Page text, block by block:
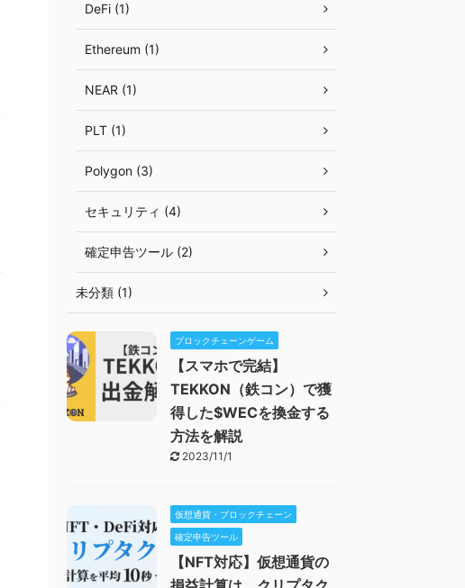
DeFi (1)
Ethereum (1)
NEAR (1)
PLT (1)
Polygon (3)
セキュリティ (4)
確定申告ツール (2)
未分類 (1)
ブロックチェーンゲーム
【スマホで完結】
TEKKON（鉄コン）で獲
得した$WECを換金する
方法を解説
2023/11/1
仮想通貨・ブロックチェーン
確定申告ツール
【NFT対応】仮想通貨の